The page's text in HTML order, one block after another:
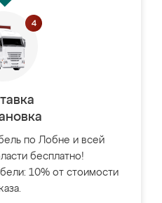
по Лобне и всей
бесплатно!
10% от стоимости